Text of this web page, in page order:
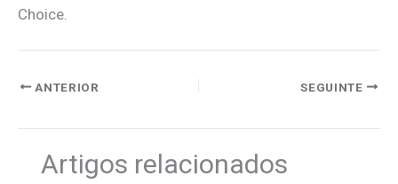
Choice.
ANTERIOR SEGUINTE
Artigos relacionados